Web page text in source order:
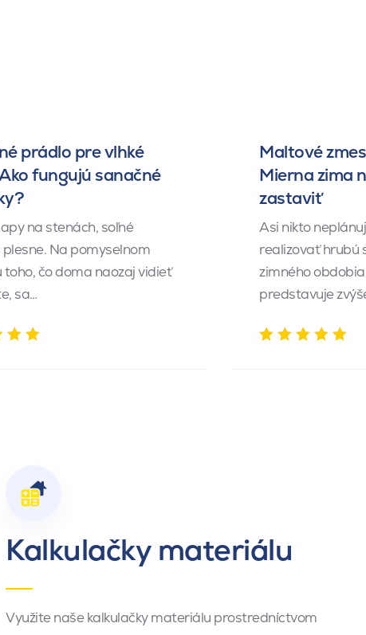
prádlo pre vlhké
fungujú sanačné
na stenách, soľné
plesne. Na pomyselnom
toho, čo doma naozaj vidieť
sa…
Maltové
Mierna zima
zastaviť
Asi nikto
realizovať hrubú
zimného
predstavuje
Kalkulačky materiálu
Využite naše kalkulačky materiálu prostredníctvom